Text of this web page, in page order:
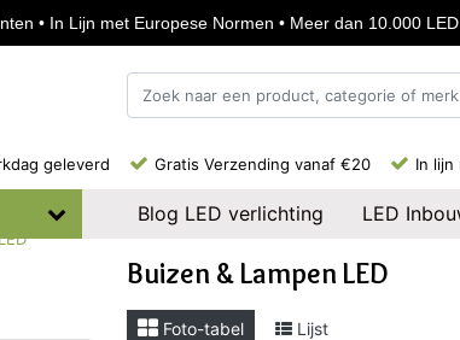
geleverd Gratis Verzending vanaf €20 In lijn
Blog LED verlichting LED
Buizen & Lampen LED
Foto-tabel Lijst
• In Lijn met Europese Normen • Meer dan 10.000